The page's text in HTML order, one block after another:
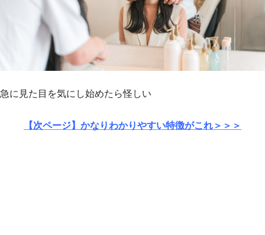
急に見た目を気にし始めたら怪しい
【次ページ】かなりわかりやすい特徴がこれ＞＞＞